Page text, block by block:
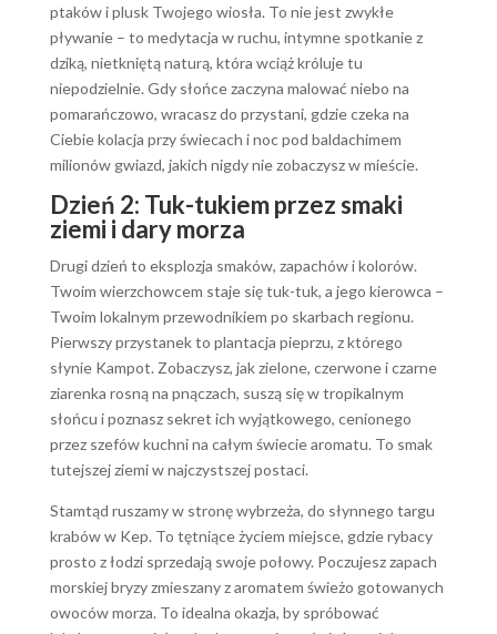
ptaków i plusk Twojego wiosła. To nie jest zwykłe
pływanie – to medytacja w ruchu, intymne spotkanie z
dziką, nietkniętą naturą, która wciąż króluje tu
niepodzielnie. Gdy słońce zaczyna malować niebo na
pomarańczowo, wracasz do przystani, gdzie czeka na
Ciebie kolacja przy świecach i noc pod baldachimem
milionów gwiazd, jakich nigdy nie zobaczysz w mieście.
Dzień 2: Tuk-tukiem przez smaki
ziemi i dary morza
Drugi dzień to eksplozja smaków, zapachów i kolorów.
Twoim wierzchowcem staje się tuk-tuk, a jego kierowca –
Twoim lokalnym przewodnikiem po skarbach regionu.
Pierwszy przystanek to plantacja pieprzu, z którego
słynie Kampot. Zobaczysz, jak zielone, czerwone i czarne
ziarenka rosną na pnączach, suszą się w tropikalnym
słońcu i poznasz sekret ich wyjątkowego, cenionego
przez szefów kuchni na całym świecie aromatu. To smak
tutejszej ziemi w najczystszej postaci.
Stamtąd ruszamy w stronę wybrzeża, do słynnego targu
krabów w Kep. To tętniące życiem miejsce, gdzie rybacy
prosto z łodzi sprzedają swoje połowy. Poczujesz zapach
morskiej bryzy zmieszany z aromatem świeżo gotowanych
owoców morza. To idealna okazja, by spróbować